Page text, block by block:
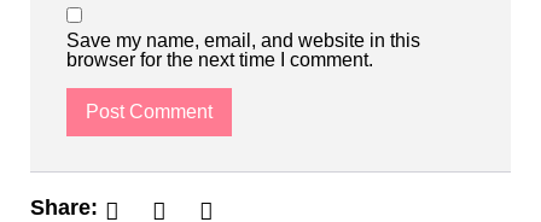
Save my name, email, and website in this
browser for the next time I comment.
Share: